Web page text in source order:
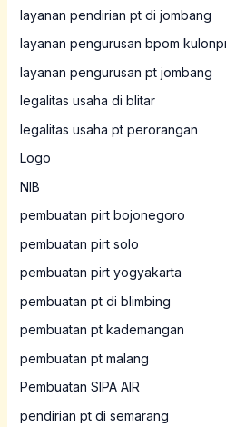
layanan pendirian pt di jombang
layanan pengurusan bpom
layanan pengurusan pt jombang
legalitas usaha di blitar
legalitas usaha pt perorangan
Logo
NIB
pembuatan pirt bojonegoro
pembuatan pirt solo
pembuatan pirt yogyakarta
pembuatan pt di blimbing
pembuatan pt kademangan
pembuatan pt malang
Pembuatan SIPA AIR
pendirian pt di semarang